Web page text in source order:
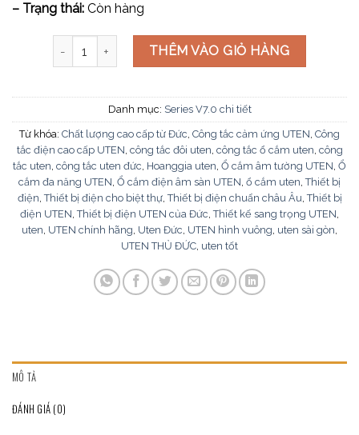
– Trạng thái: Còn hàng
Công tắc 1 chiều cỡ M V7.0PGK11-MS số lượng
THÊM VÀO GIỎ HÀNG
Danh mục: Series V7.0 chi tiết
Từ khóa: Chất lượng cao cấp từ Đức Công tắc cảm ứng UTEN Công
tắc điện cao cấp UTEN công tắc đôi uten công tắc ổ cắm uten công
tắc uten công tắc uten đức Hoanggia uten Ổ cắm âm tường UTEN Ổ
cắm đa năng UTEN Ổ cắm điện âm sàn UTEN ổ cắm uten ,Thiết bị
điện ,Thiết bị điện cho biệt thự,Thiết bị điện chuẩn châu Âu ,Thiết bị
điện UTEN ,Thiết bị điện UTEN của Đức ,Thiết kế sang trọng UTEN
uten UTEN chính hãng Uten Đức UTEN hình vuông uten sài gòn
UTEN THỦ ĐỨC uten tốt
MÔ TẢ
ĐÁNH GIÁ (0)